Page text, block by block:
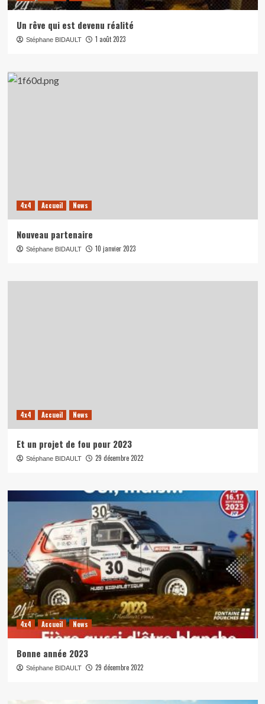
Un rêve qui est devenu réalité
Stéphane BIDAULT 1 août 2023
4x4 Accueil News
Nouveau partenaire
Stéphane BIDAULT 10 janvier 2023
4x4 Accueil News
Et un projet de fou pour 2023
Stéphane BIDAULT 29 décembre 2022
4x4 Accueil News
Bonne année 2023
Stéphane BIDAULT 29 décembre 2022